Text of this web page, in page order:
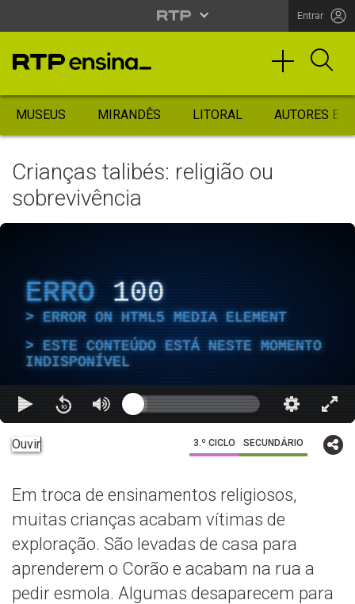
Entrar
MUSEUS MIRANDÊS LITORAL AUTORES
Crianças talibés: religião ou
sobrevivência
ERRO 100
ERROR ON HTML5 MEDIA ELEMENT
ESTE CONTEÚDO ESTÁ NESTE MOMENTO
INDISPONÍVEL
Ouvir 3.º CICLO SECUNDÁRIO
Em troca de ensinamentos religiosos,
muitas crianças acabam vítimas de
exploração. São levadas de casa para
aprenderem o Corão e acabam na rua a
pedir esmola. Algumas desaparecem para